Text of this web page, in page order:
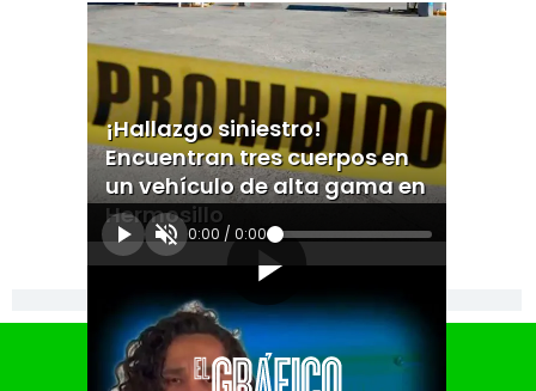
¡Hallazgo siniestro!
Encuentran tres cuerpos en
un vehículo de alta gama en
Hermosillo
0:00 / 0:00
[Publicidad]